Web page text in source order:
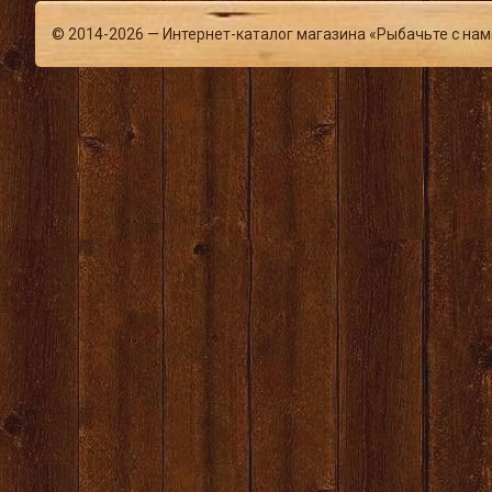
© 2014-2026 — Интернет-каталог магазина «Рыбачьте с